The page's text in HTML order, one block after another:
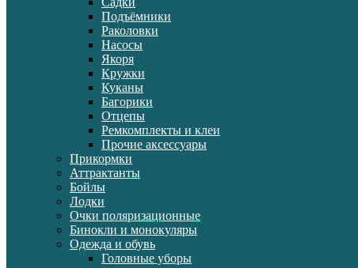
Подъёмники
Раколовки
Насосы
Якоря
Кружки
Куканы
Багорики
Отцепы
Ремкомплекты и клеи
Прочие аксессуары
Прикормки
Аттрактанты
Бойлы
Лодки
Очки поляризационные
Бинокли и монокуляры
Одежда и обувь
Головные уборы